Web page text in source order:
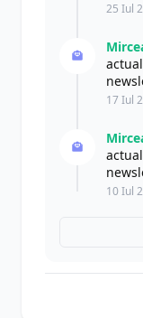
25 Iul
17 Iul
10 Iul